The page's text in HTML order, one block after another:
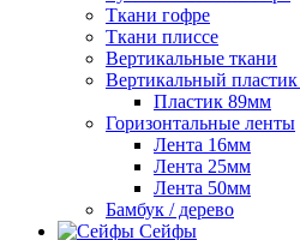
Ткани гофре
Ткани плиссе
Вертикальные ткани
Вертикальный
Пластик 89мм
Горизонтальные ленты
Лента 16мм
Лента 25мм
Лента 50мм
Бамбук / дерево
Сейфы